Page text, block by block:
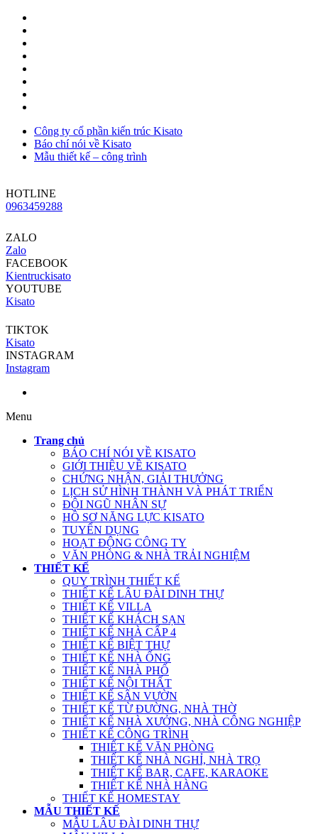
Công ty cổ phần kiến trúc Kisato
Báo chí nói về Kisato
Mẫu thiết kế – công trình
HOTLINE
0963459288
ZALO
Zalo
FACEBOOK
Kientruckisato
YOUTUBE
Kisato
TIKTOK
Kisato
INSTAGRAM
Instagram
Menu
Trang chủ
BÁO CHÍ NÓI VỀ KISATO
GIỚI THIỆU VỀ KISATO
CHỨNG NHẬN, GIẢI THƯỞNG
LỊCH SỬ HÌNH THÀNH VÀ PHÁT TRIỂN
ĐỘI NGŨ NHÂN SỰ
HỒ SƠ NĂNG LỰC KISATO
TUYỂN DỤNG
HOẠT ĐỘNG CÔNG TY
VĂN PHÒNG & NHÀ TRẢI NGHIỆM
THIẾT KẾ
QUY TRÌNH THIẾT KẾ
THIẾT KẾ LÂU ĐÀI DINH THỰ
THIẾT KẾ VILLA
THIẾT KẾ KHÁCH SẠN
THIẾT KẾ NHÀ CẤP 4
THIẾT KẾ BIỆT THỰ
THIẾT KẾ NHÀ ỐNG
THIẾT KẾ NHÀ PHỐ
THIẾT KẾ NỘI THẤT
THIẾT KẾ SÂN VƯỜN
THIẾT KẾ TỪ ĐƯỜNG, NHÀ THỜ
THIẾT KẾ NHÀ XƯỞNG, NHÀ CÔNG NGHIỆP
THIẾT KẾ CÔNG TRÌNH
THIẾT KẾ VĂN PHÒNG
THIẾT KẾ NHÀ NGHỈ, NHÀ TRỌ
THIẾT KẾ BAR, CAFE, KARAOKE
THIẾT KẾ NHÀ HÀNG
THIẾT KẾ HOMESTAY
MẪU THIẾT KẾ
MẪU LÂU ĐÀI DINH THỰ